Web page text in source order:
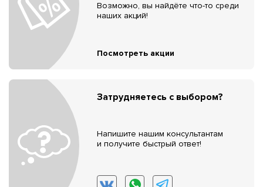
Возможно, вы найдёте что-то среди
наших акций!
Посмотреть акции
Затрудняетесь с выбором?
Напишите нашим консультантам
и получите быстрый ответ!